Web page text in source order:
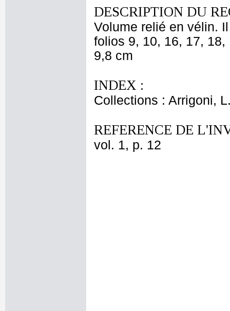
DESCRIPTION DU
Volume relié en vélin.
folios 9, 10, 16, 17,
9,8 cm
INDEX :
Collections : Arrigoni,
REFERENCE DE
vol. 1, p. 12